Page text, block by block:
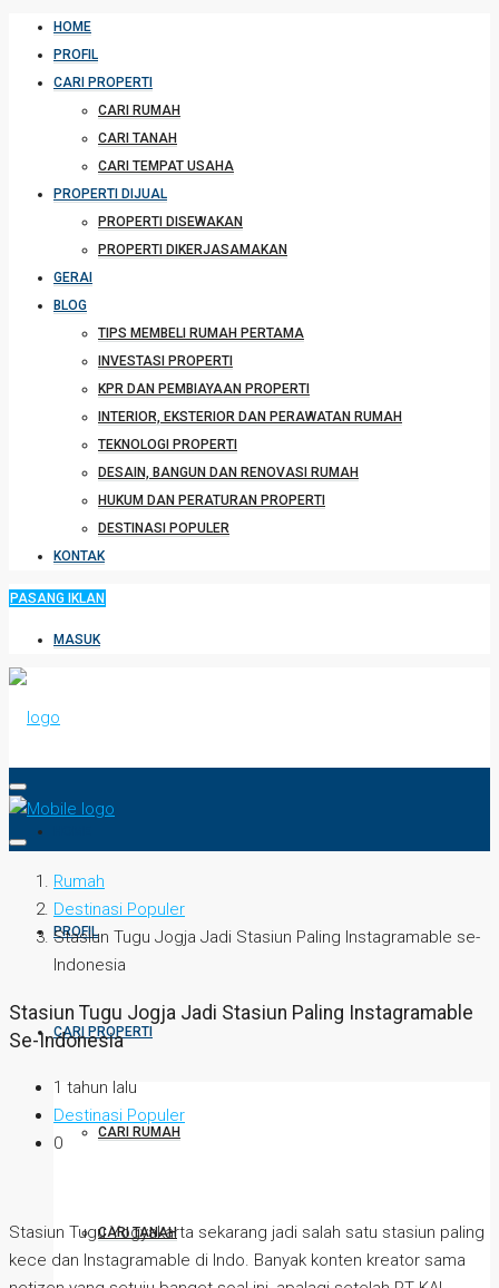
HOME
PROFIL
CARI PROPERTI
CARI RUMAH
CARI TANAH
CARI TEMPAT USAHA
PROPERTI DIJUAL
PROPERTI DISEWAKAN
PROPERTI DIKERJASAMAKAN
GERAI
BLOG
TIPS MEMBELI RUMAH PERTAMA
INVESTASI PROPERTI
KPR DAN PEMBIAYAAN PROPERTI
INTERIOR, EKSTERIOR DAN PERAWATAN RUMAH
TEKNOLOGI PROPERTI
DESAIN, BANGUN DAN RENOVASI RUMAH
HUKUM DAN PERATURAN PROPERTI
DESTINASI POPULER
KONTAK
PASANG IKLAN
MASUK
PROFIL
CARI PROPERTI
CARI RUMAH
CARI TANAH
Rumah
Destinasi Populer
Stasiun Tugu Jogja Jadi Stasiun Paling Instagramable se-
Indonesia
Stasiun Tugu Jogja Jadi Stasiun Paling Instagramable
Se-Indonesia
1 tahun lalu
Destinasi Populer
0
Stasiun Tugu Yogyakarta sekarang jadi salah satu stasiun paling
kece dan Instagramable di Indo. Banyak konten kreator sama